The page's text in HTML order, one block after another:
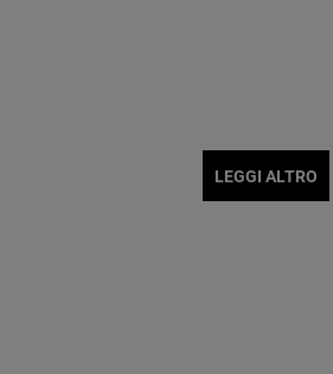
LEGGI ALTRO